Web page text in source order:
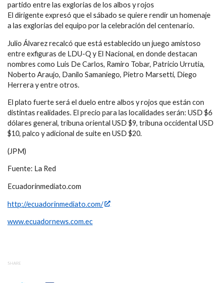
partido entre las exglorias de los albos y rojos
El dirigente expresó que el sábado se quiere rendir un homenaje
a las exglorias del equipo por la celebración del centenario.
Julio Álvarez recalcó que está establecido un juego amistoso
entre exfiguras de LDU-Q y El Nacional, en donde destacan
nombres como Luis De Carlos, Ramiro Tobar, Patricio Urrutia,
Noberto Araujo, Danilo Samaniego, Pietro Marsetti, Diego
Herrera y entre otros.
El plato fuerte será el duelo entre albos y rojos que están con
distintas realidades. El precio para las localidades serán: USD $6
dólares general, tribuna oriental USD $9, tribuna occidental USD
$10, palco y adicional de suite en USD $20.
(JPM)
Fuente: La Red
Ecuadorinmediato.com
http://ecuadorinmediato.com/
www.ecuadornews.com.ec
SHARE